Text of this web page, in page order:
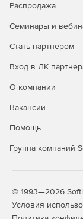
Распродажа
Семинары и
Стать партнером
Вход в ЛК
О компании
Вакансии
Помощь
Группа компаний
© 1993—2026
Условия